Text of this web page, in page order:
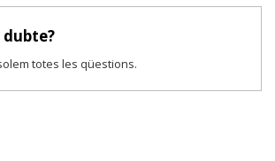
totes les qüestions.